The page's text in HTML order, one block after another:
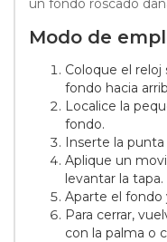
un fondo roscado
Modo de
Coloque el reloj
fondo hacia
Localice la
fondo.
Inserte la punta
Aplique un
levantar la tapa.
Aparte el fondo
Para cerrar,
con la palma o